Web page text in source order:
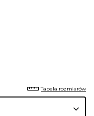
Tabela rozmiarów